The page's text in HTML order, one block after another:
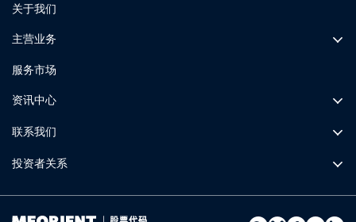
关于我们
主营业务
服务市场
资讯中心
联系我们
投资者关系